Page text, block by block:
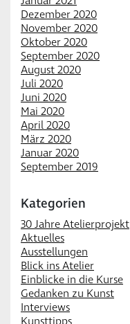
Dezember 2020
November 2020
Oktober 2020
September 2020
August 2020
Juli 2020
Juni 2020
Mai 2020
April 2020
März 2020
Januar 2020
September 2019
Kategorien
30 Jahre Atelierprojekt
Aktuelles
Ausstellungen
Blick ins Atelier
Einblicke in die Kurse
Gedanken zu Kunst
Interviews